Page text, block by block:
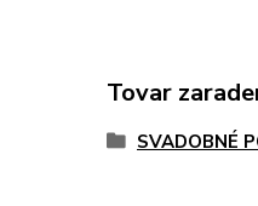
Tovar
SVADOBNÉ